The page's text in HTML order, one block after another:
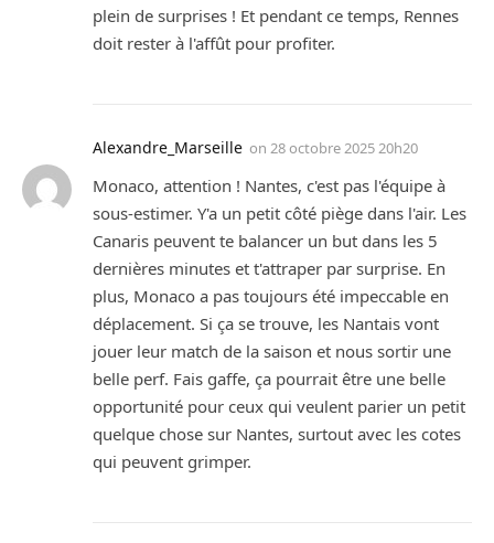
plein de surprises ! Et pendant ce temps, Rennes
doit rester à l'affût pour profiter.
Alexandre_Marseille on 28 octobre 2025 20h20
Monaco, attention ! Nantes, c'est pas l'équipe à
sous-estimer. Y'a un petit côté piège dans l'air. Les
Canaris peuvent te balancer un but dans les 5
dernières minutes et t'attraper par surprise. En
plus, Monaco a pas toujours été impeccable en
déplacement. Si ça se trouve, les Nantais vont
jouer leur match de la saison et nous sortir une
belle perf. Fais gaffe, ça pourrait être une belle
opportunité pour ceux qui veulent parier un petit
quelque chose sur Nantes, surtout avec les cotes
qui peuvent grimper.